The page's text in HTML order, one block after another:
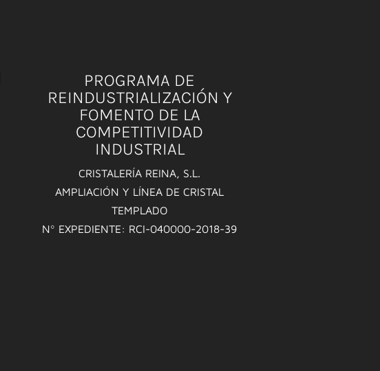
PROGRAMA DE
REINDUSTRIALIZACIÓN Y
FOMENTO DE LA
COMPETITIVIDAD
INDUSTRIAL
CRISTALERÍA REINA, S.L.
AMPLIACIÓN Y LÍNEA DE CRISTAL
TEMPLADO
Nº EXPEDIENTE: RCI-040000-2018-39